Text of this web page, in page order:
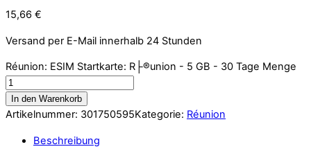
15,66 €
Versand per E-Mail innerhalb 24 Stunden
Réunion: ESIM Startkarte: R├®union - 5 GB - 30 Tage Menge
In den Warenkorb
Artikelnummer: 301750595Kategorie: Réunion
Beschreibung